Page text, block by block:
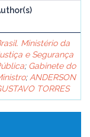
Ministério da
e Segurança
; Gabinete do
; ANDERSON
TORRES